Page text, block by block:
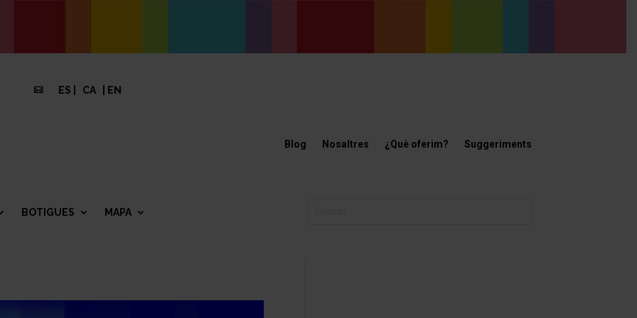
 ES CA EN
Blog Nosaltres ¿Què oferim? Suggeriments
BOTIGUES MAPA